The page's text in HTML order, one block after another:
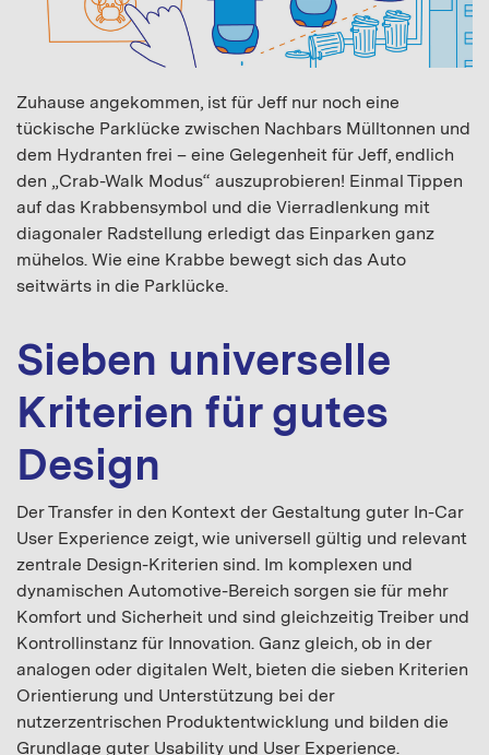
Zuhause angekommen, ist für Jeff nur noch eine
tückische Parklücke zwischen Nachbars Mülltonnen und
dem Hydranten frei – eine Gelegenheit für Jeff, endlich
den „Crab-Walk Modus“ auszuprobieren! Einmal Tippen
auf das Krabbensymbol und die Vierradlenkung mit
diagonaler Radstellung erledigt das Einparken ganz
mühelos. Wie eine Krabbe bewegt sich das Auto
seitwärts in die Parklücke.
Sieben universelle
Kriterien für gutes
Design
Der Transfer in den Kontext der Gestaltung guter In-Car
User Experience zeigt, wie universell gültig und relevant
zentrale Design-Kriterien sind. Im komplexen und
dynamischen Automotive-Bereich sorgen sie für mehr
Komfort und Sicherheit und sind gleichzeitig Treiber und
Kontrollinstanz für Innovation. Ganz gleich, ob in der
analogen oder digitalen Welt, bieten die sieben Kriterien
Orientierung und Unterstützung bei der
nutzerzentrischen Produktentwicklung und bilden die
Grundlage guter Usability und User Experience.